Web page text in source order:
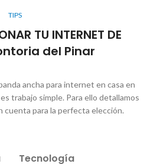
TIPS
TU INTERNET DE
del Pinar
ancha para internet en casa en
trabajo simple. Para ello detallamos
cuenta para la perfecta elección.
Tecnología